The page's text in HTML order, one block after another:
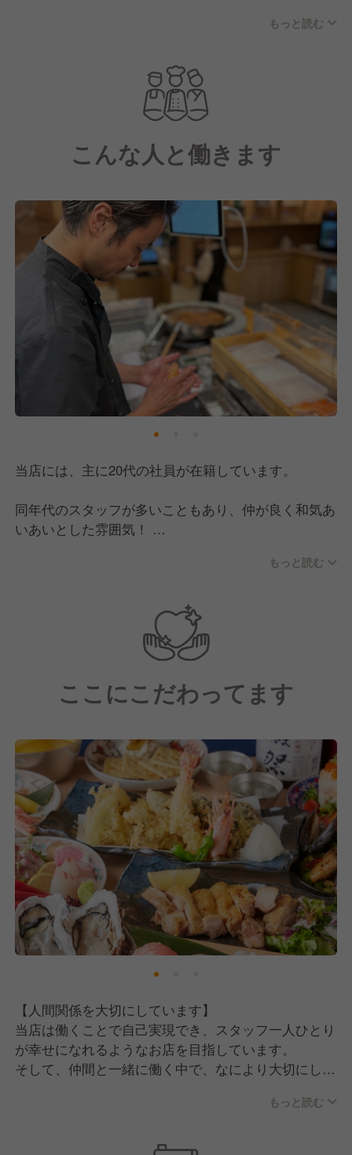
料理は、客単価5,000円〜6,000円で海鮮を中心に、板
本まぐろのお造り盛りやあて巻きこぼれ寿司など、独
自のメニューを展開しています。
また、全国から厳選した日本酒や隠し酒2種を常に揃
え、特別な一杯をお楽しみいただいています。
今後も多くのお客様にご支持いただけるように、お店
もっと読む
こんな人と働きます
当店には、主に20代の社員が在籍しています。
同年代のスタッフが多いこともあり、仲が良く和気あ
いあいとした雰囲気！
ほとんどの社員が同業態出身で、前職も飲食業界の方
中にはアルバイトから入社し、その後正社員として活
躍している方も多くいます。
＜こんな方は大歓迎です！＞
・自らの行動に責任を持てる方
・誠実で他人を尊重できる方
もっと読む
ここにこだわってます
【人間関係を大切にしています】
当店は働くことで自己実現でき、スタッフ一人ひとり
が幸せになれるようなお店を目指しています。
そして、仲間と一緒に働く中で、なにより大切にして
もっと読む